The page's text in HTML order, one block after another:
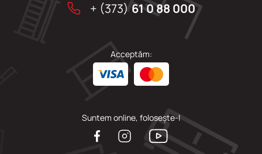
+ (373)61 0 88 000
Acceptăm:
Suntem online, folosește-l